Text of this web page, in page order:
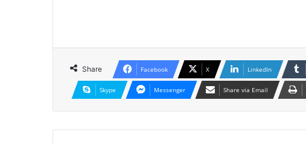
Share Facebook X LinkedIn
Skype Messenger Share via Email